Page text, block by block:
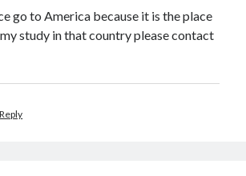
go to America because it is the place
study in that country please contact
Reply